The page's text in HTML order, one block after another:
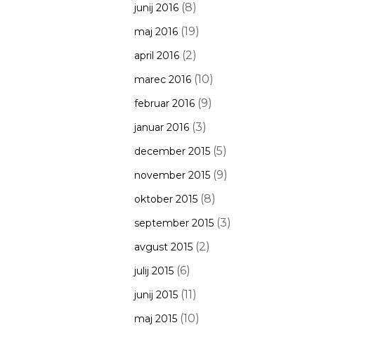
junij 2016(8)
maj 2016(19)
april 2016(2)
marec 2016(10)
februar 2016(9)
januar 2016(3)
december 2015(5)
november 2015(9)
oktober 2015(8)
september 2015(3)
avgust 2015(2)
julij 2015(6)
junij 2015(11)
maj 2015(10)